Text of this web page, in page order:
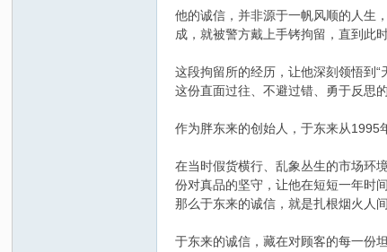
他的诚信，并非源于一帆风顺的人生
成，就被警方戴上手铐拘留，直到此
这段拘留所的经历，让他深刻领悟到
这份直面过往、不避过错、勇于反思
作为胖东来的创始人，于东来从1995
在当时假货横行、乱象丛生的市场环
份对真品的坚守，让他在短短一年时
那么于东来的诚信，就是扎根烟火人
于东来的诚信，藏在对顾客的每一份